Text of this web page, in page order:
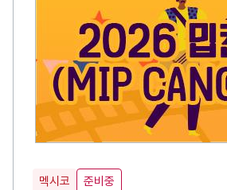
멕시코 준비중